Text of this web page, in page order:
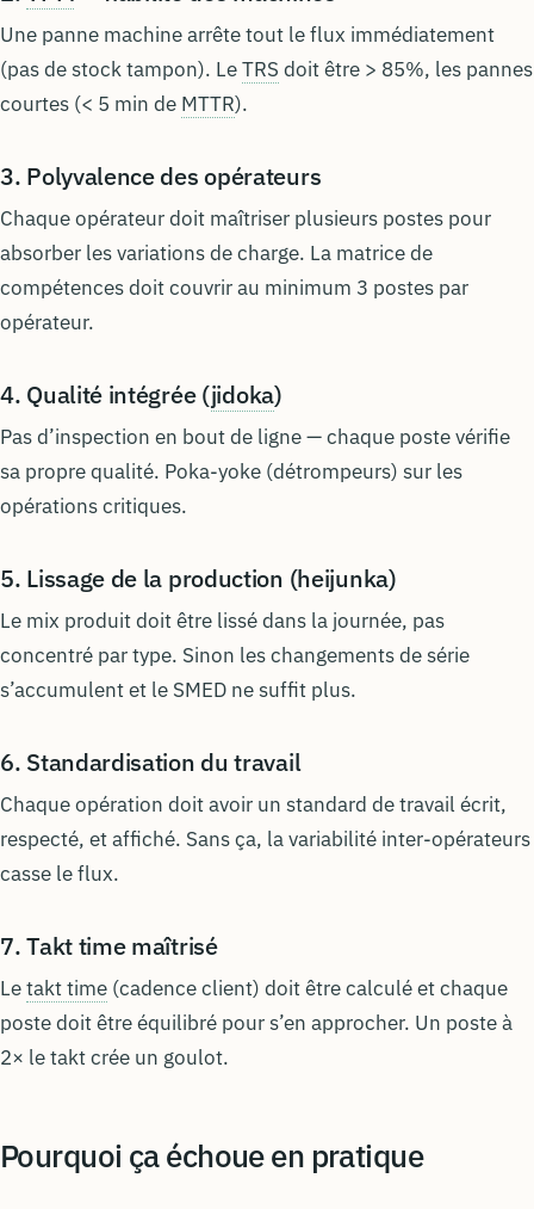
Une panne machine arrête tout le flux immédiatement
(pas de stock tampon). LeTRS doit être > 85%, les pannes
courtes (< 5 min de MTTR).
3. Polyvalence des opérateurs
Chaque opérateur doit maîtriser plusieurs postes pour
absorber les variations de charge. La matrice de
compétences doit couvrir au minimum 3 postes par
opérateur.
4. Qualité intégrée (jidoka)
Pas d’inspection en bout de ligne — chaque poste vérifie
sa propre qualité. Poka-yoke (détrompeurs) sur les
opérations critiques.
5. Lissage de la production (heijunka)
Le mix produit doit être lissé dans la journée, pas
concentré par type. Sinon les changements de série
s’accumulent et le SMED ne suffit plus.
6. Standardisation du travail
Chaque opération doit avoir un standard de travail écrit,
respecté, et affiché. Sans ça, la variabilité inter-opérateurs
casse le flux.
7. Takt time maîtrisé
Letakt time (cadence client) doit être calculé et chaque
poste doit être équilibré pour s’en approcher. Un poste à
2× le takt crée un goulot.
Pourquoi ça échoue en pratique